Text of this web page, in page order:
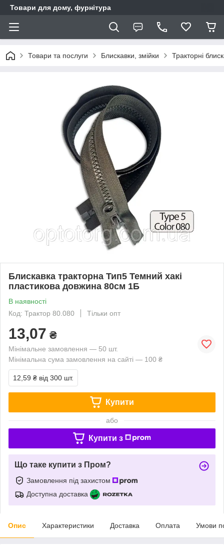
Товари для дому, фурнітура
Товари та послуги Блискавки, змійки Тракторні
Блискавка тракторна Тип5 Темний хакі
пластикова довжина 80см 1Б
В наявності
Код: Трактор 80.080
Тільки опт
13,07 ₴
Мінімальне замовлення — 50 шт.
Мінімальна сума замовлення на сайті — 100 ₴
12,59 ₴ від 300 шт.
Купити
або
Купити з
Що таке купити з Пром?
Замовлення під захистом
Доступна доставка
Опис Характеристики Доставка Оплата Умови